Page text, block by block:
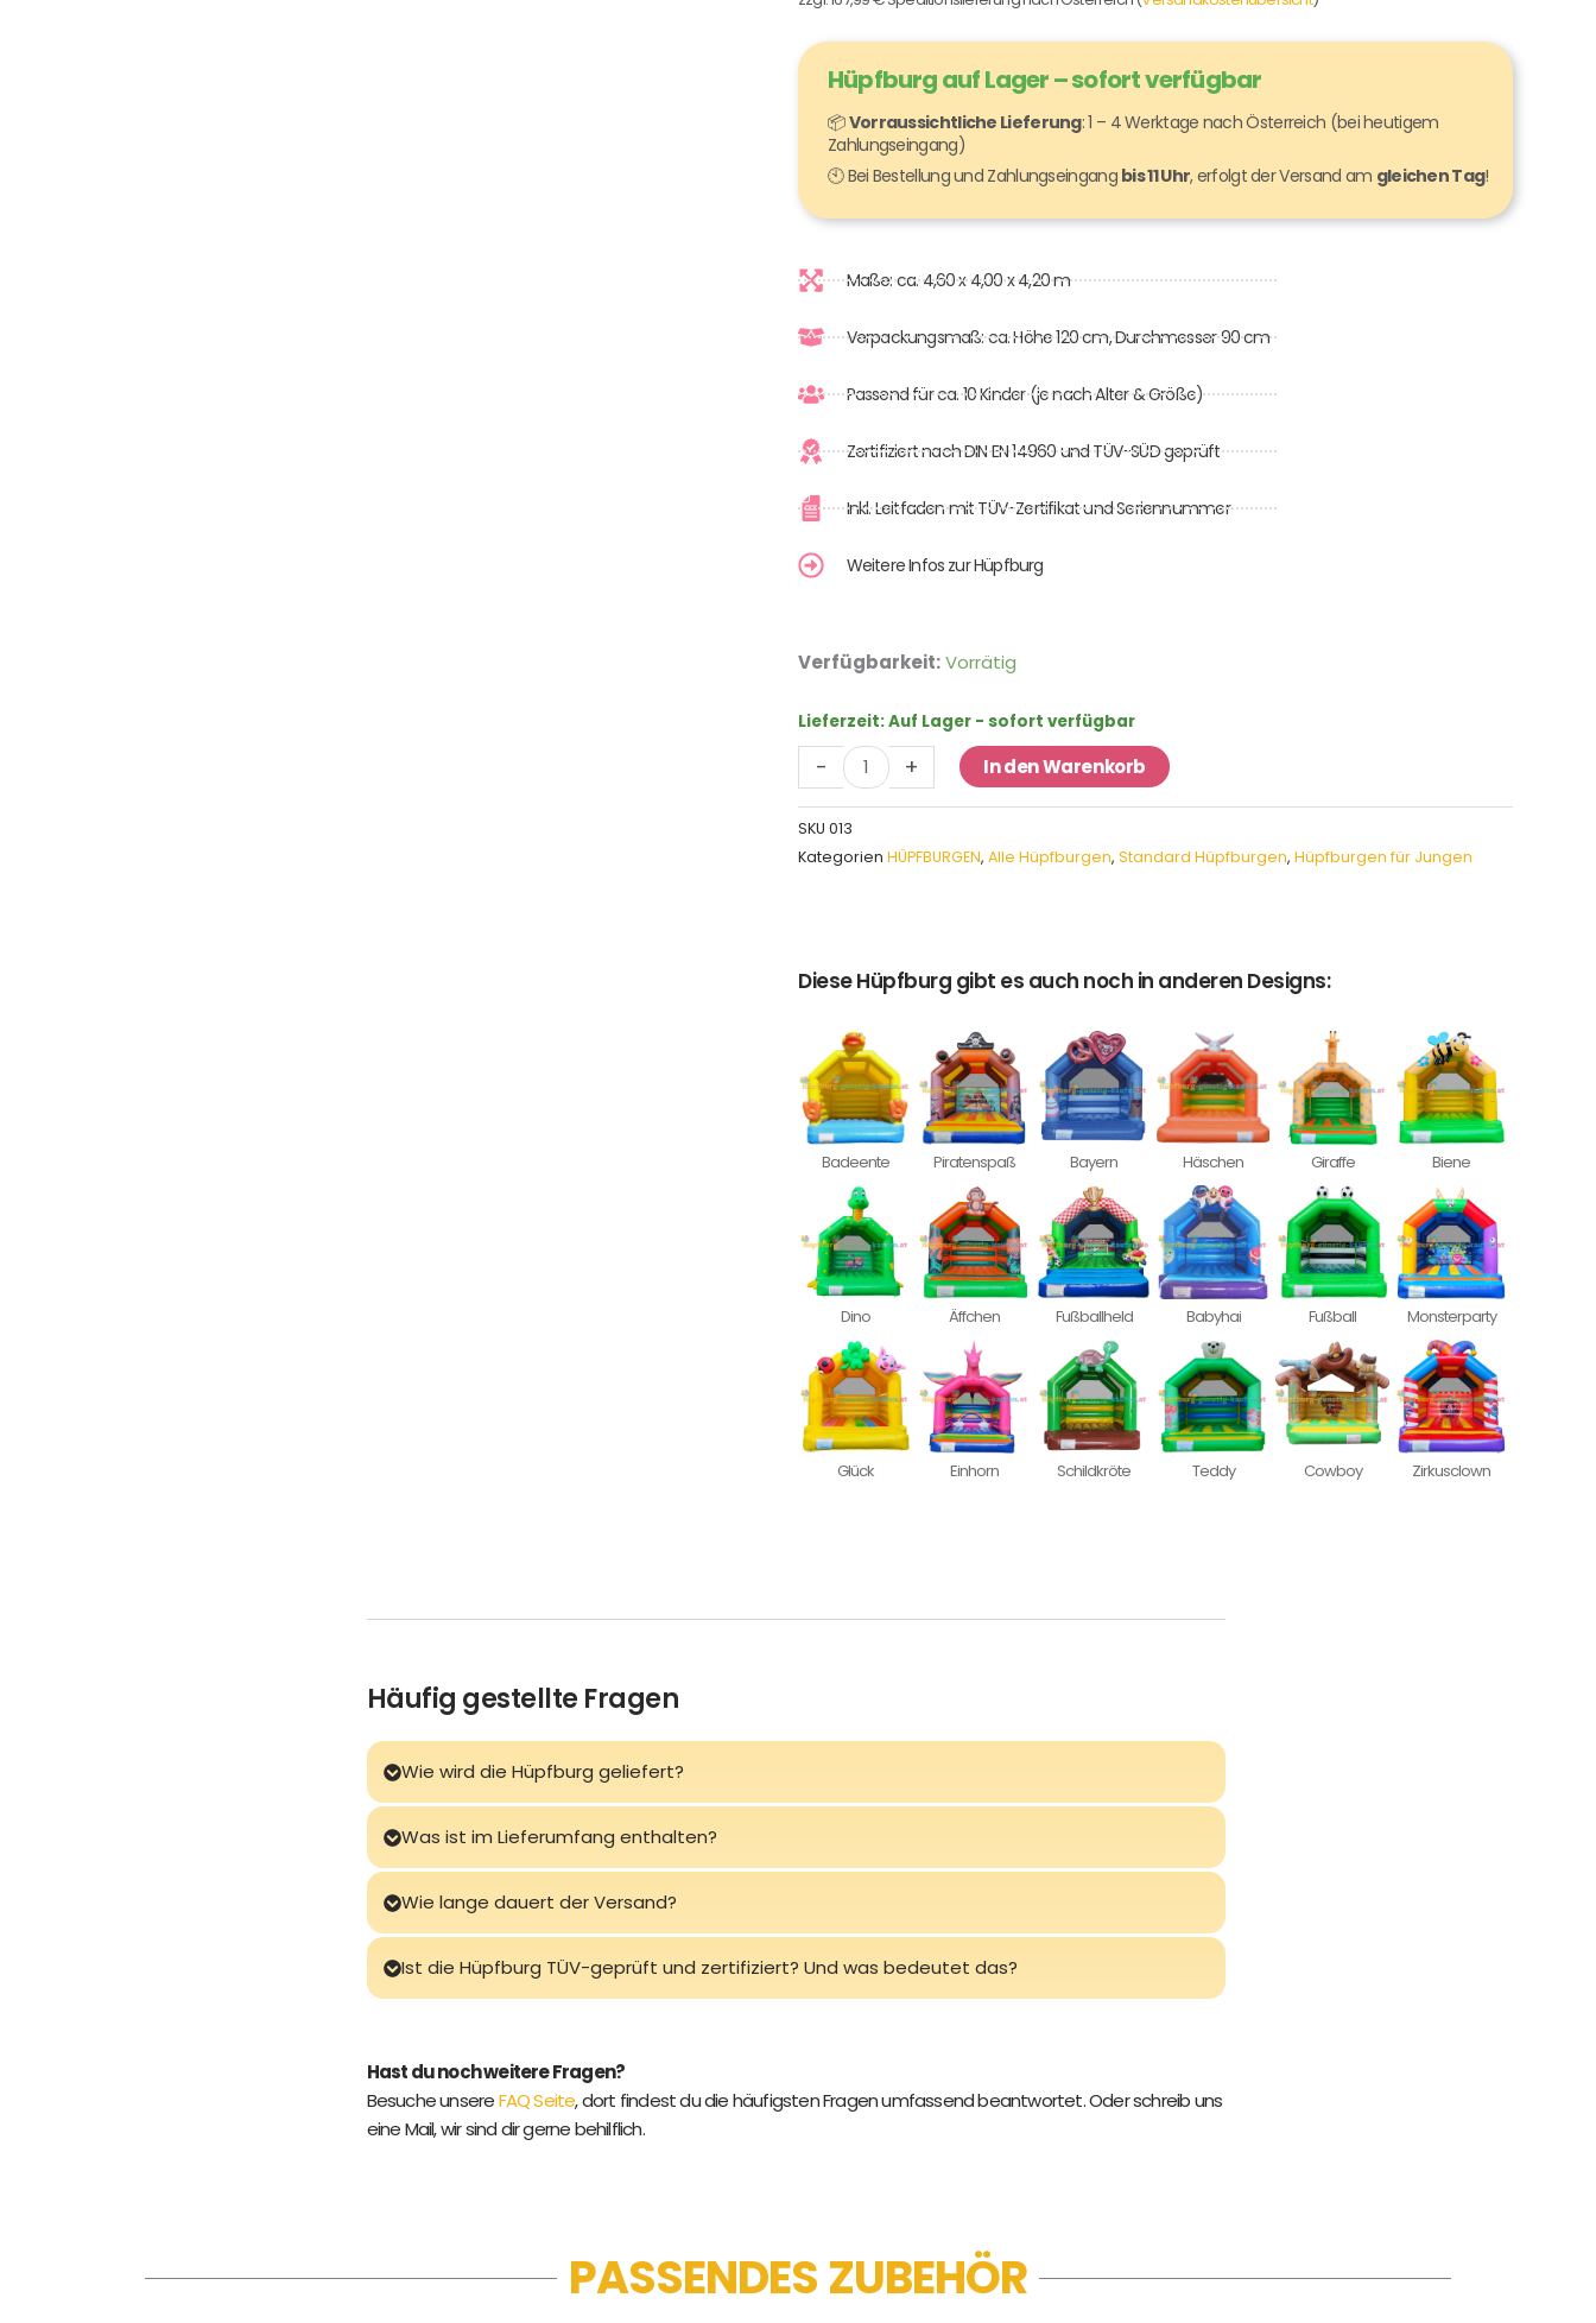
Hüpfburg auf Lager – sofort verfügbar
📦Vorraussichtliche Lieferung: 1 – 4 Werktage nach Österreich (bei heutigem
Zahlungseingang)
🕙 Bei Bestellung und Zahlungseingang bis 11 Uhr, erfolgt der Versand am gleichen Tag!
Maße: ca. 4,60 x 4,00 x 4,20 m
Verpackungsmaß: ca. Höhe 120 cm, Durchmesser 90 cm
Passend für ca. 10 Kinder (je nach Alter & Größe)
Zertifiziert nach DIN EN 14960 und TÜV-SÜD geprüft
Inkl. Leitfaden mit TÜV-Zertifikat und Seriennummer
Weitere Infos zur Hüpfburg
Verfügbarkeit:Vorrätig
Lieferzeit:Auf Lager - sofort verfügbar
-
Hüpfburg
Menge
+ In den Warenkorb
SKU 013
Kategorien HÜPFBURGEN, Alle Hüpfburgen, Standard Hüpfburgen, Hüpfburgen für Jungen
Diese Hüpfburg gibt es auch noch in anderen Designs:
Badeente Piratenspaß Bayern Häschen Giraffe Biene
Dino Äffchen Fußballheld Babyhai Fußball Monsterparty
Glück Einhorn Schildkröte Teddy Cowboy Zirkusclown
Häufig gestellte Fragen
Wie wird die Hüpfburg geliefert?
Was ist im Lieferumfang enthalten?
Wie lange dauert der Versand?
Ist die Hüpfburg TÜV-geprüft und zertifiziert? Und was bedeutet das?
Hast du noch weitere Fragen?
Besuche unsereFAQ Seite, dort findest du die häufigsten Fragen umfassend beantwortet. Oder schreib uns
eine Mail, wir sind dir gerne behilflich.
PASSENDES ZUBEHÖR